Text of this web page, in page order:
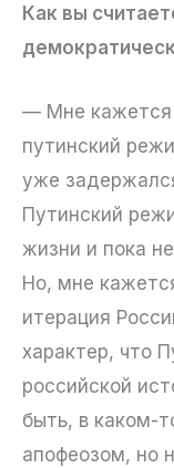
Как вы
— Мне кажется
путинский
уже
Путинский
жизни и пока
Но, мне
итерация
характер, что
российской
быть, в каком-
апофеозом, но